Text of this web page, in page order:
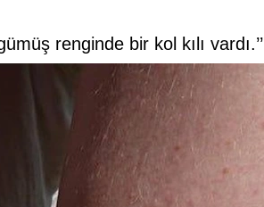
renginde bir kol kılı vardı.’’